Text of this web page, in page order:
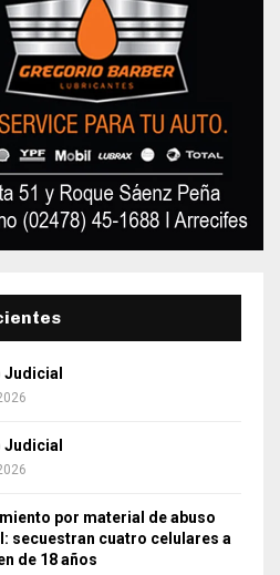
Judicial
Judicial
por material de abuso
secuestran cuatro celulares a
de 18 años